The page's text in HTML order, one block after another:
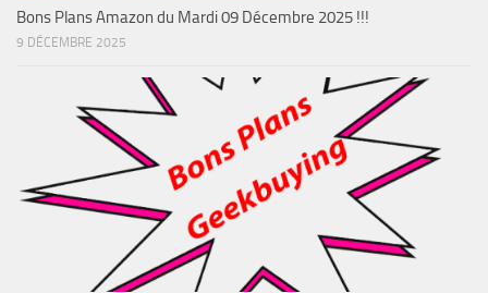
Bons Plans Amazon du Mardi 09 Décembre 2025 !!!
9 DÉCEMBRE 2025